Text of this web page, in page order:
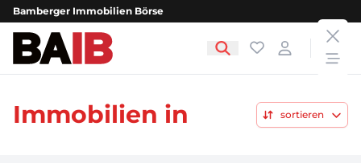
Bamberger Immobilien Börse
Bamberger Immobilien Börse Favoriten
Login
Immobilien in sortieren